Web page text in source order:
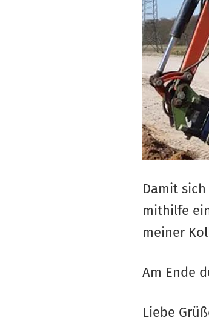
Damit
mithilfe
meiner
Am Ende
Liebe